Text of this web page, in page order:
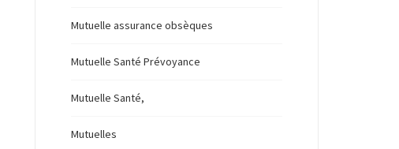
Mutuelle assurance obsèques
Mutuelle Santé Prévoyance
Mutuelle Santé,
Mutuelles